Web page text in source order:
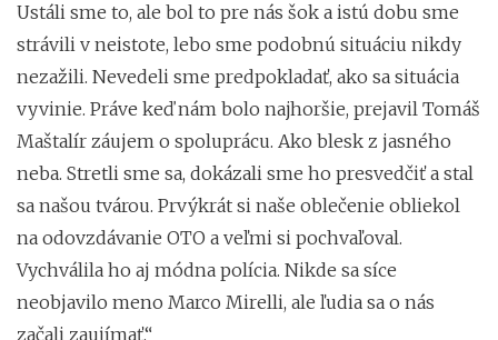
Ustáli sme to, ale bol to pre nás šok a istú dobu sme
strávili v neistote, lebo sme podobnú situáciu nikdy
nezažili. Nevedeli sme predpokladať, ako sa situácia
vyvinie. Práve keď nám bolo najhoršie, prejavil Tomáš
Maštalír záujem o spoluprácu. Ako blesk z jasného
neba. Stretli sme sa, dokázali sme ho presvedčiť a stal
sa našou tvárou. Prvýkrát si naše oblečenie obliekol
na odovzdávanie OTO a veľmi si pochvaľoval.
Vychválila ho aj módna polícia. Nikde sa síce
neobjavilo meno Marco Mirelli, ale ľudia sa o nás
začali zaujímať.“